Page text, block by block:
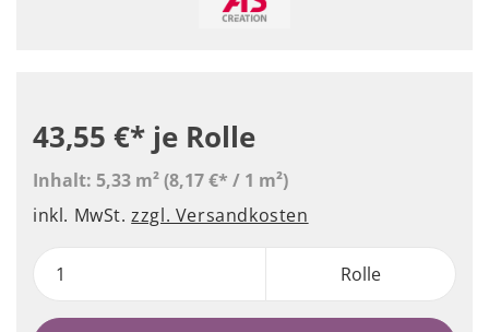
43,55 €* je Rolle
Inhalt: 5,33 m²(8,17 €* / 1 m²)
inkl. MwSt.zzgl. Versandkosten
Rolle